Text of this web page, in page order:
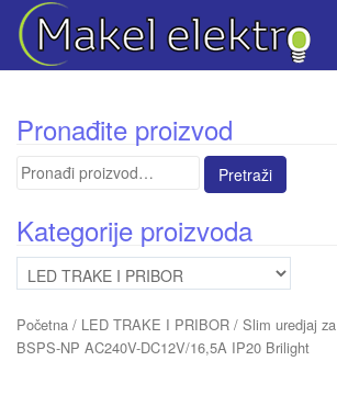
Pronađite proizvod
Pretraga
Kategorije proizvoda
Početna / LED TRAKE I PRIBOR / Slim uredjaj
BSPS-NP AC240V-DC12V/16,5A IP20 Brilight